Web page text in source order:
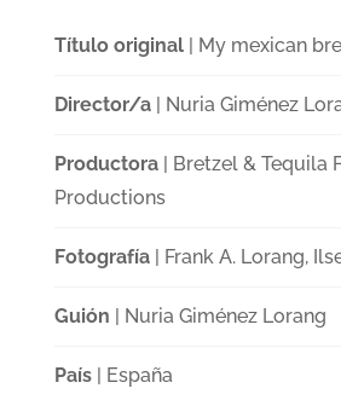
Título original| My mexican
Director/a| Nuria Giménez
Productora| Bretzel & Tequila
Productions
Fotografía| Frank A. Lorang,
Guión | Nuria Giménez Lorang
País| España